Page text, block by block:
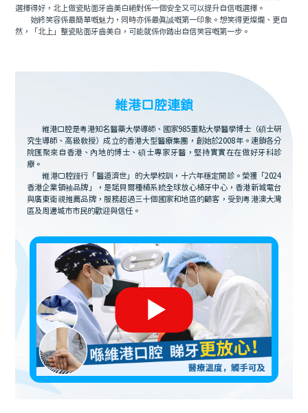
選擇得好，北上做瓷貼面牙齒美白絕對係一個安全又可以提升自信嘅選擇。
始終笑容係最簡單嘅魅力，同時亦係最真誠嘅第一印象。想笑得更燦爛、更自
然，「北上」整瓷貼面牙齒美白，可能就係你踏出自信笑容嘅第一步。
維港口腔連鎖
維港口腔是粵港知名醫藥大學導師、國家985重點大學醫學博士（碩士研
究生導師、高級教授）成立的香港大型醫療集團，創始於2008年。連鎖各分
院匯聚來自香港、內地的博士、碩士專家牙醫，堅持實實在在做好牙科診
療。
維港口腔踐行「醫道濟世」的大學校訓，十六年穩定開診。榮獲「2024
香港企業領袖品牌」，是諾貝爾種植系統全球放心植牙中心，香港新城電台
與廣東衛視推薦品牌，服務超過三十個國家和地區的顧客，受到粵港澳大灣
區及周邊城市市民的歡迎與信任。